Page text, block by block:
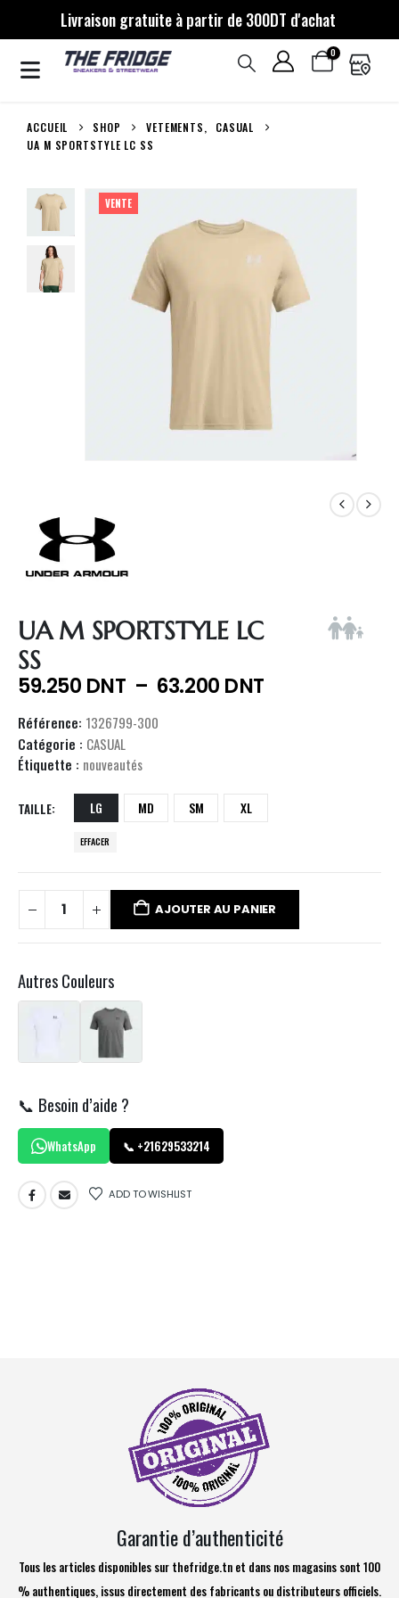
Livraison gratuite à partir de 300DT d'achat
0
ACCUEIL SHOP VETEMENTS,
CASUAL
UA M SPORTSTYLE LC SS
VENTE
UA M SPORTSTYLE LC
SS
59.250 DNT – 63.200 DNT
Référence: 1326799-300
Catégorie : CASUAL
Étiquette : nouveautés
TAILLE LG MD SM XL
EFFACER
AJOUTER AU PANIER
Autres Couleurs
📞 Besoin d’aide ?
WhatsApp 📞 +21629533214
ADD TO WISHLIST
Garantie d’authenticité
Tous les articles disponibles sur thefridge.tn et dans nos magasins sont 100
% authentiques, issus directement des fabricants ou distributeurs officiels.